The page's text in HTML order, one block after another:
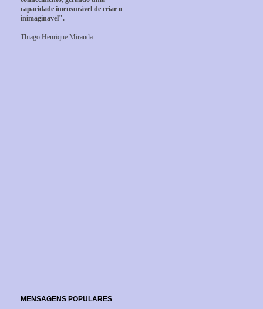
capacidade imensurável de criar o
inimaginavel".
Thiago Henrique Miranda
MENSAGENS POPULARES